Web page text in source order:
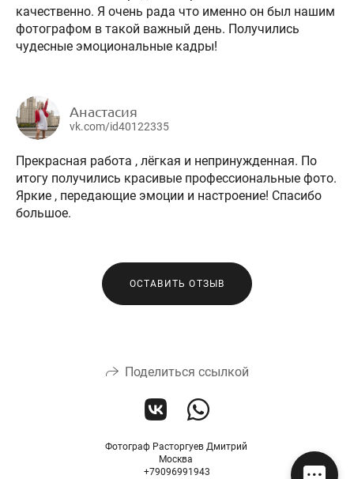
качественно. Я очень рада что именно он был нашим
фотографом в такой важный день. Получились
чудесные эмоциональные кадры!
Анастасия
vk.com/id40122335
Прекрасная работа , лёгкая и непринужденная. По
итогу получились красивые профессиональные фото.
Яркие , передающие эмоции и настроение! Спасибо
большое.
ОСТАВИТЬ ОТЗЫВ
Поделиться ссылкой
Фотограф Расторгуев Дмитрий
Москва
+79096991943